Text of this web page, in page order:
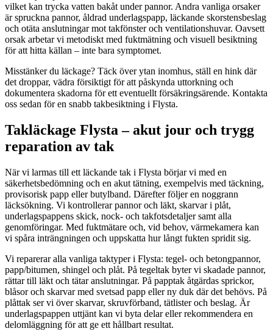
vilket kan trycka vatten bakåt under pannor. Andra vanliga orsaker
är spruckna pannor, åldrad underlagspapp, läckande skorstensbeslag
och otäta anslutningar mot takfönster och ventilationshuvar. Oavsett
orsak arbetar vi metodiskt med fuktmätning och visuell besiktning
för att hitta källan – inte bara symptomet.
Misstänker du läckage? Täck över ytan inomhus, ställ en hink där
det droppar, vädra försiktigt för att påskynda uttorkning och
dokumentera skadorna för ett eventuellt försäkringsärende. Kontakta
oss sedan för en snabb takbesiktning i Flysta.
Takläckage Flysta – akut jour och trygg
reparation av tak
När vi larmas till ett läckande tak i Flysta börjar vi med en
säkerhetsbedömning och en akut tätning, exempelvis med täckning,
provisorisk papp eller butylband. Därefter följer en noggrann
läcksökning. Vi kontrollerar pannor och läkt, skarvar i plåt,
underlagspappens skick, nock- och takfotsdetaljer samt alla
genomföringar. Med fuktmätare och, vid behov, värmekamera kan
vi spåra inträngningen och uppskatta hur långt fukten spridit sig.
Vi reparerar alla vanliga taktyper i Flysta: tegel- och betongpannor,
papp/bitumen, shingel och plåt. På tegeltak byter vi skadade pannor,
rättar till läkt och tätar anslutningar. På papptak åtgärdas sprickor,
blåsor och skarvar med svetsad papp eller ny duk där det behövs. På
plåttak ser vi över skarvar, skruvförband, tätlister och beslag. Är
underlagspappen uttjänt kan vi byta delar eller rekommendera en
delomläggning för att ge ett hållbart resultat.